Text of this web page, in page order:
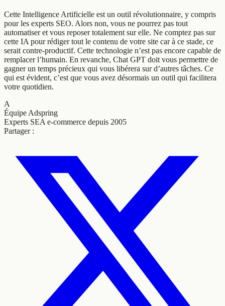
Cette Intelligence Artificielle est un outil révolutionnaire, y compris
pour les experts SEO. Alors non, vous ne pourrez pas tout
automatiser et vous reposer totalement sur elle. Ne comptez pas sur
cette IA pour rédiger tout le contenu de votre site car à ce stade, ce
serait contre-productif. Cette technologie n’est pas encore capable de
remplacer l’humain. En revanche, Chat GPT doit vous permettre de
gagner un temps précieux qui vous libérera sur d’autres tâches. Ce
qui est évident, c’est que vous avez désormais un outil qui facilitera
votre quotidien.
A
Équipe Adspring
Experts SEA e-commerce depuis 2005
Partager :